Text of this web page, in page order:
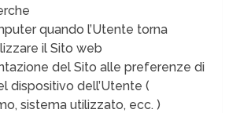
quando l’Utente torna
il Sito web
del Sito alle preferenze di
dispositivo dell’Utente (
sistema utilizzato, ecc. )